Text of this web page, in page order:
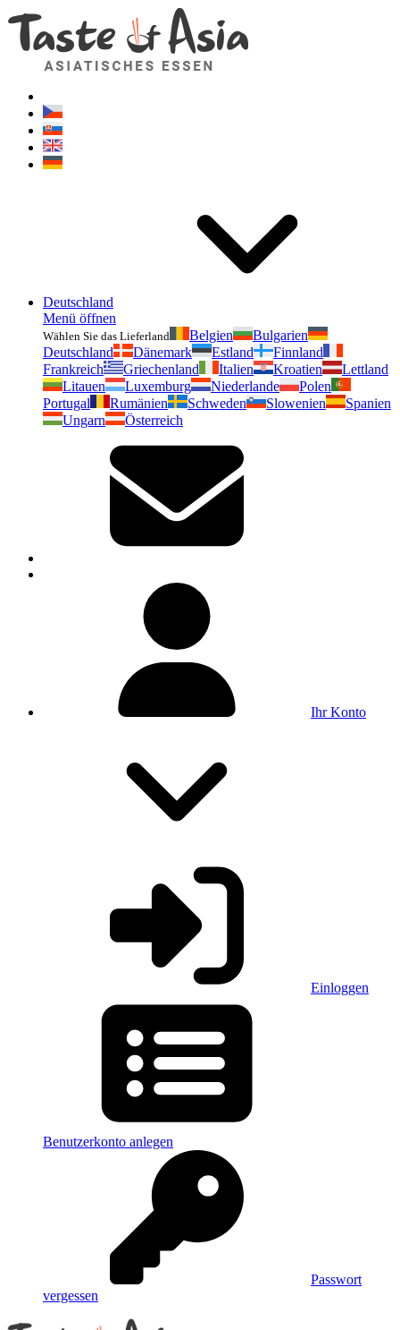
Deutschland
Menü öffnen
Wählen Sie das Lieferland Belgien
Bulgarien
Deutschland
Dänemark Estland
Finnland
Frankreich
Griechenland Italien Kroatien
Lettland
Litauen
Luxemburg Niederlande
Polen
Portugal
Rumänien Schweden Slowenien
Spanien
Ungarn
Österreich
Ihr Konto
Einloggen
Benutzerkonto anlegen
Passwort
vergessen
Geschmackvonasien.de
Zögern Sie nicht zu fragen. Ich bin für Sie da!